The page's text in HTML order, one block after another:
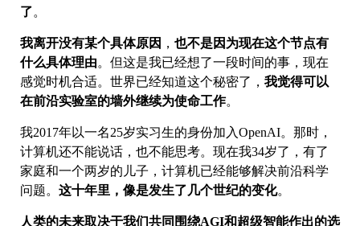
了。
我离开没有某个具体原因 ， 也不是因为现在这个节点有
什么具体理由。但这是我已经想了一段时间的事，现在
感觉时机合适。世界已经知道这个秘密了， 我觉得可以
在前沿实验室的墙外继续为使命工作。
我2017年以一名25岁实习生的身份加入OpenAI。那时，
计算机还不能说话，也不能思考。现在我34岁了，有了
家庭和一个两岁的儿子，计算机已经能够解决前沿科学
问题。 这十年里，像是发生了几个世纪的变化。
人类的未来取决于我们共同围绕AGI和超级智能作出的选